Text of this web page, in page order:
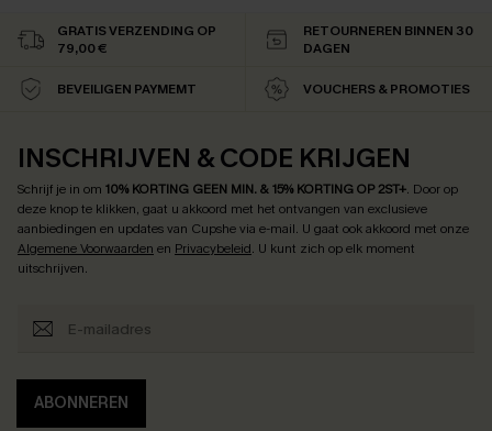
GRATIS VERZENDING OP
79,00 €
RETOURNEREN BINNEN 30
DAGEN
BEVEILIGEN PAYMEMT VOUCHERS & PROMOTIES
INSCHRIJVEN & CODE KRIJGEN
Schrijf je in om 10% KORTING GEEN MIN. & 15% KORTING OP 2ST+. Door op
deze knop te klikken, gaat u akkoord met het ontvangen van exclusieve
aanbiedingen en updates van Cupshe via e-mail. U gaat ook akkoord met onze
Algemene Voorwaarden en Privacybeleid. U kunt zich op elk moment
uitschrijven.
ABONNEREN